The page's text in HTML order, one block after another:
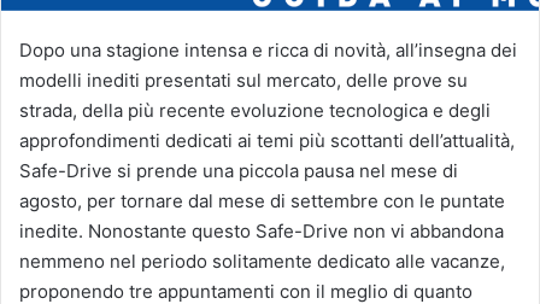
Dopo una stagione intensa e ricca di novità, all’insegna dei
modelli inediti presentati sul mercato, delle prove su
strada, della più recente evoluzione tecnologica e degli
approfondimenti dedicati ai temi più scottanti dell’attualità,
Safe-Drive si prende una piccola pausa nel mese di
agosto, per tornare dal mese di settembre con le puntate
inedite. Nonostante questo Safe-Drive non vi abbandona
nemmeno nel periodo solitamente dedicato alle vacanze,
proponendo tre appuntamenti con il meglio di quanto